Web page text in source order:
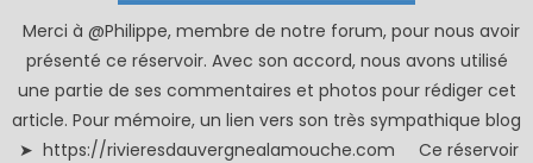
Merci à @Philippe, membre de notre forum, pour nous avoir
présenté ce réservoir. Avec son accord, nous avons utilisé
une partie de ses commentaires et photos pour rédiger cet
article. Pour mémoire, un lien vers son très sympathique blog
➤ https://rivieresdauvergnealamouche.com Ce réservoir